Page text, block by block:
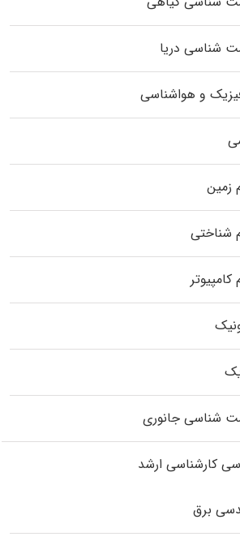
شناسی دریا
و هواشناسی
زمین
شناختی
شناسی جانوری
کارشناسی ارشد
برق